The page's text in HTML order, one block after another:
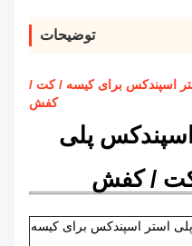
توضیحات
اسپندکس برای کیسه / کت /
کفش
اسپندکس پلی
کت / کفش
پلی استر اسپندکس برای کیسه